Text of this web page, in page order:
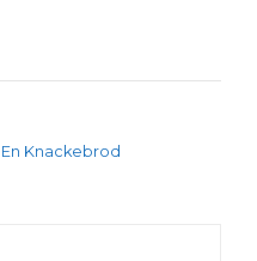
Knackebrod